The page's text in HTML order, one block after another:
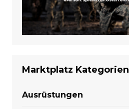
Marktplatz Kategorien
Ausrüstungen